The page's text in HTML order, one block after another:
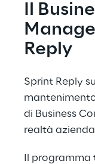
Il
Reply
Sprint Reply
di Business
realtà
Il